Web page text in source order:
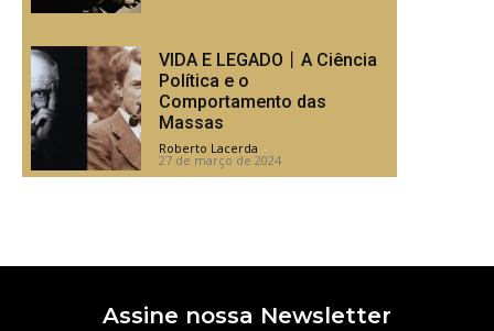
VIDA E LEGADO丨A Ciência
Política e o
Comportamento das
Massas
Roberto Lacerda -
27 de março de 2024
Assine nossa Newsletter